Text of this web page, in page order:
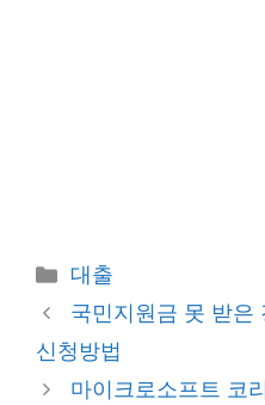
카
테
고
리
대출
국민지원금 못 받은
신청방법
마이크로소프트 코